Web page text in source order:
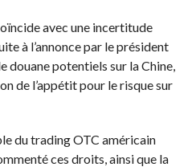
avec une incertitude
à l’annonce par le président
douane potentiels sur la Chine,
de l’appétit pour le risque sur
du trading OTC américain
ces droits, ainsi que la